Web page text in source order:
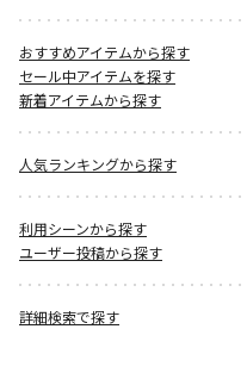
おすすめアイテムから探す
セール中アイテムを探す
新着アイテムから探す
人気ランキングから探す
利用シーンから探す
ユーザー投稿から探す
詳細検索で探す